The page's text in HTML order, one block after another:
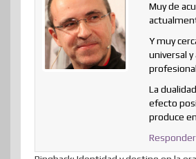
Muy de
Y muy
universal
La
efecto
produce
Responder